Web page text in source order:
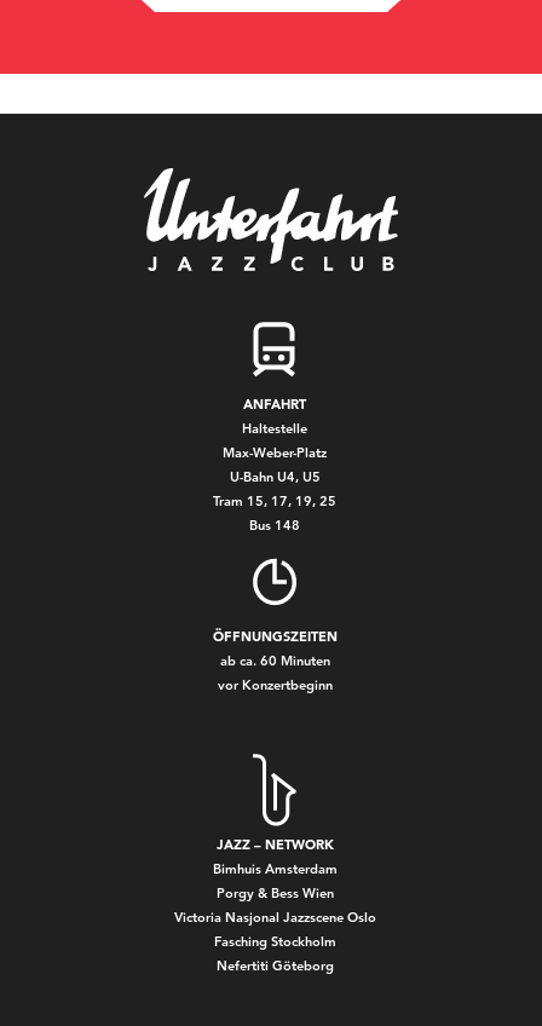
ANFAHRT
Haltestelle
Max-Weber-Platz
U-Bahn U4, U5
Tram 15, 17, 19, 25
Bus 148
ÖFFNUNGSZEITEN
ab ca. 60 Minuten
vor Konzertbeginn
JAZZ – NETWORK
Bimhuis Amsterdam
Porgy & Bess Wien
Victoria Nasjonal Jazzscene Oslo
Fasching Stockholm
Nefertiti Göteborg